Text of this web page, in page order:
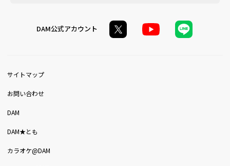
DAM公式アカウント
サイトマップ
お問い合わせ
DAM
DAM★とも
カラオケ@DAM